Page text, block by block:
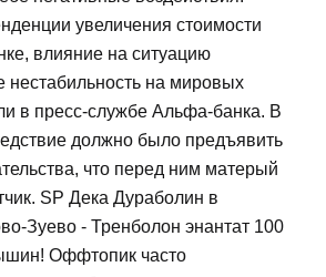
увеличения стоимости
влияние на ситуацию
нестабильность на мировых
в пресс-службе Альфа-банка. В
должно было предъявить
что перед ним матерый
SP Дека Дураболин в
Зуево - Тренболон энантат 100
Оффтопик часто